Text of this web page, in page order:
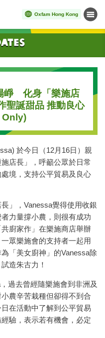
Oxfam Hong Kong Menu
崢 化身「樂施店
聖誕甜品 推動良心
Only)
於今日（12月16日）親
店長」，呼籲公眾於日常
境，支持公平貿易及良心
」，Vanessa覺得使用收銀
力量撐小農，則很有成功
廚家作」在樂施商店舉辦
眾樂施會的支持者一起用
「美女廚神」的Vanessa除
造朱古力！
過去曾經隨樂施會到非洲及
農辛苦栽種但卻得不到合
在活動中了解到公平貿易
驗，表示若有機會，必定